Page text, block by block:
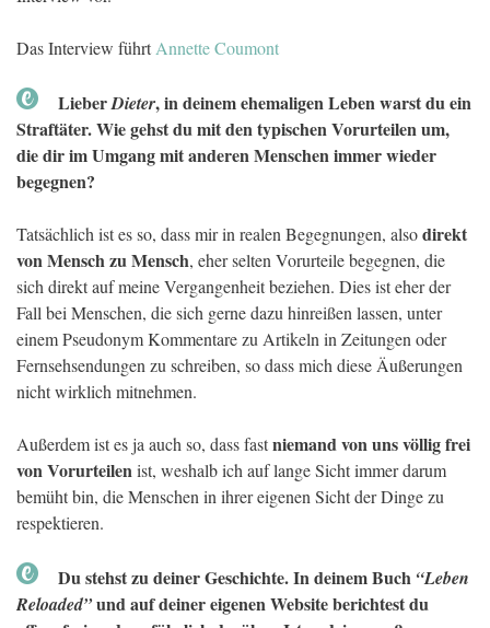
Das Interview führtAnnette Coumont
LieberDieter, in deinem ehemaligen Leben warst du ein
Straftäter. Wie gehst du mit den typischen Vorurteilen um,
die dir im Umgang mit anderen Menschen immer wieder
begegnen?
Tatsächlich ist es so, dass mir in realen Begegnungen, alsodirekt
von Mensch zu Mensch, eher selten Vorurteile begegnen, die
sich direkt auf meine Vergangenheit beziehen. Dies ist eher der
Fall bei Menschen, die sich gerne dazu hinreißen lassen, unter
einem Pseudonym Kommentare zu Artikeln in Zeitungen oder
Fernsehsendungen zu schreiben, so dass mich diese Äußerungen
nicht wirklich mitnehmen.
Außerdem ist es ja auch so, dass fastniemand von uns völlig frei
von Vorurteilenist, weshalb ich auf lange Sicht immer darum
bemüht bin, die Menschen in ihrer eigenen Sicht der Dinge zu
respektieren.
Du stehst zu deiner Geschichte. In deinem Buch “Leben
Reloaded”und auf deiner eigenen Website berichtest du